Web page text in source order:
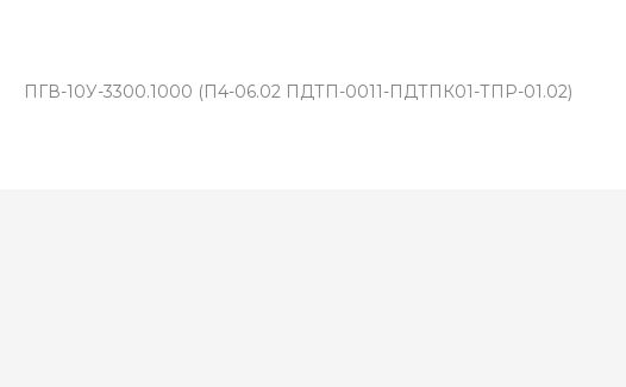
ПГВ-10У-3300.1000 (П4-06.02 ПДТП-0011-ПДТПК01-ТПР-01.02)